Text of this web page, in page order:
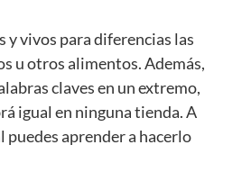
y vivos para diferencias las
u otros alimentos. Además,
claves en un extremo,
igual en ninguna tienda. A
aprender a hacerlo